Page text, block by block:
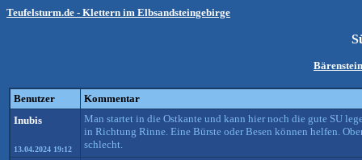
Teufelsturm.de - Klettern im Elbsandsteingebirge
Benutzer
Kommentar
Inubis
13.04.2024 19:12
Man startet in die Ostkante und kann hier noch die gute SU
in Richtung Rinne. Eine Bürste oder Besen können helfen.
schlecht.